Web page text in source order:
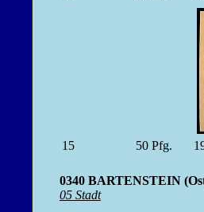
15 50 Pfg.
0340 BARTENSTEIN
05 Stadt